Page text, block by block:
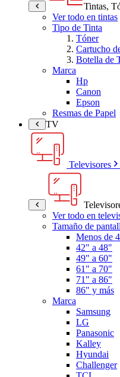
Tintas,
Ver todo en tintas
Tipo de Tinta
Tóner
Cartucho
Botella de
Marca
Hp
Canon
Epson
Resmas de Papel
TV
Televisores
Ver todo en
Tamaño de
Menos de
42" a 48"
49" a 60"
61" a 70"
71" a 86"
86" y más
Marca
Samsung
LG
Panasonic
Kalley
Hyundai
Challenger